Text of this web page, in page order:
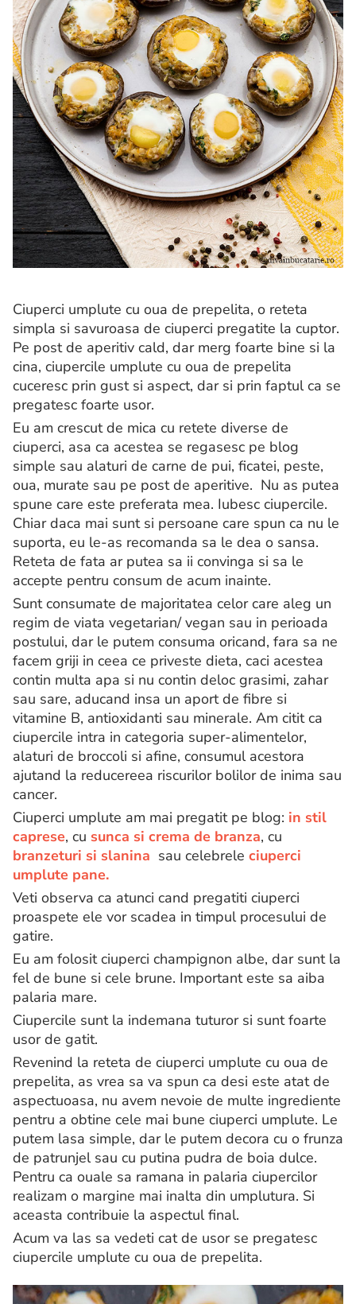
Ciuperci umplute cu oua de prepelita, o reteta
simpla si savuroasa de ciuperci pregatite la cuptor.
Pe post de aperitiv cald, dar merg foarte bine si la
cina, ciupercile umplute cu oua de prepelita
cuceresc prin gust si aspect, dar si prin faptul ca se
pregatesc foarte usor.
Eu am crescut de mica cu retete diverse de
ciuperci, asa ca acestea se regasesc pe blog
simple sau alaturi de carne de pui, ficatei, peste,
oua, murate sau pe post de aperitive. Nu as putea
spune care este preferata mea. Iubesc ciupercile.
Chiar daca mai sunt si persoane care spun ca nu le
suporta, eu le-as recomanda sa le dea o sansa.
Reteta de fata ar putea sa ii convinga si sa le
accepte pentru consum de acum inainte.
Sunt consumate de majoritatea celor care aleg un
regim de viata vegetarian/ vegan sau in perioada
postului, dar le putem consuma oricand, fara sa ne
facem griji in ceea ce priveste dieta, caci acestea
contin multa apa si nu contin deloc grasimi, zahar
sau sare, aducand insa un aport de fibre si
vitamine B, antioxidanti sau minerale. Am citit ca
ciupercile intra in categoria super-alimentelor,
alaturi de broccoli si afine, consumul acestora
ajutand la reducereea riscurilor bolilor de inima sau
cancer.
Ciuperci umplute am mai pregatit pe blog: in stil
caprese, cu sunca si crema de branza, cu
branzeturi si slanina sau celebrele ciuperci
umplute pane.
Veti observa ca atunci cand pregatiti ciuperci
proaspete ele vor scadea in timpul procesului de
gatire.
Eu am folosit ciuperci champignon albe, dar sunt la
fel de bune si cele brune. Important este sa aiba
palaria mare.
Ciupercile sunt la indemana tuturor si sunt foarte
usor de gatit.
Revenind la reteta de ciuperci umplute cu oua de
prepelita, as vrea sa va spun ca desi este atat de
aspectuoasa, nu avem nevoie de multe ingrediente
pentru a obtine cele mai bune ciuperci umplute. Le
putem lasa simple, dar le putem decora cu o frunza
de patrunjel sau cu putina pudra de boia dulce.
Pentru ca ouale sa ramana in palaria ciupercilor
realizam o margine mai inalta din umplutura. Si
aceasta contribuie la aspectul final.
Acum va las sa vedeti cat de usor se pregatesc
ciupercile umplute cu oua de prepelita.